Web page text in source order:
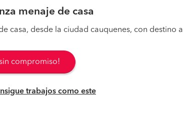
menaje de casa
casa, desde la ciudad cauquenes, con destino a
compromiso!
trabajos como este